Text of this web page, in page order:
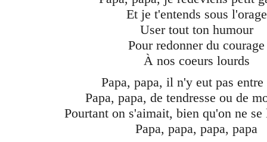
Et je t'entends sous l'orage
User tout ton humour
Pour redonner du courage
À nos coeurs lourds
Papa, papa, il n'y eut pas entre
Papa, papa, de tendresse ou de
Pourtant on s'aimait, bien qu'on ne se
Papa, papa, papa, papa